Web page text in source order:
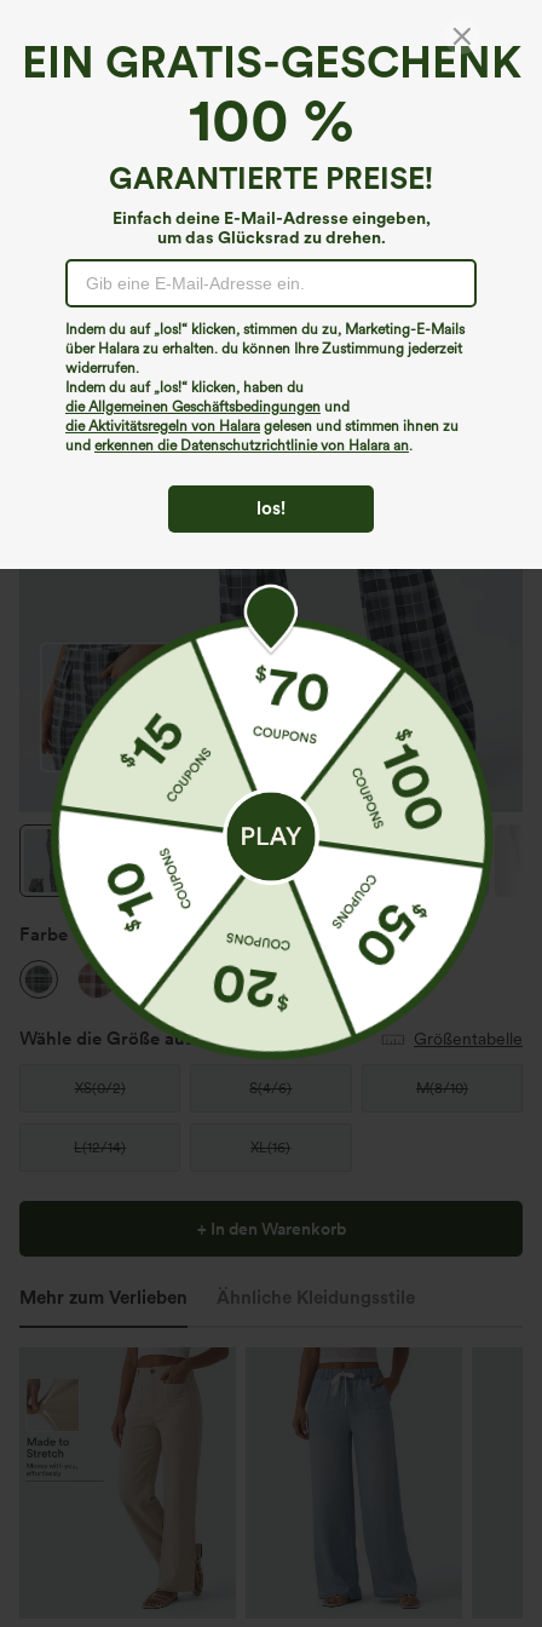
EIN GRATIS-GESCHENK
100 %
GARANTIERTE PREISE!
Einfach deine E-Mail-Adresse eingeben,
um das Glücksrad zu drehen.
Indem du auf „los!“ klicken, stimmen du zu, Marketing-E-Mails
über Halara zu erhalten. du können Ihre Zustimmung jederzeit
widerrufen.
Indem du auf „los!“ klicken, haben du
die Allgemeinen Geschäftsbedingungen und
die Aktivitätsregeln von Halara gelesen und stimmen ihnen zu
und erkennen die Datenschutzrichtlinie von Halara an.
los!
Hoch taillierte Flare Freizeithose mit
Plaidmuster und Taschen
€35,95 EUR
Farbe Grey Blue Plaid
Wähle die Größe aus(US) Größentabelle
XS(0/2) S(4/6) M(8/10)
L(12/14) XL(16)
+ In den Warenkorb
Mehr zum Verlieben Ähnliche Kleidungsstile